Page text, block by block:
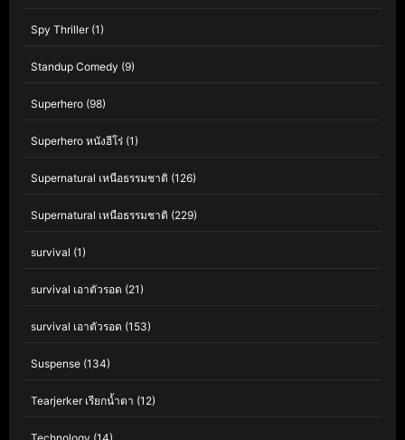
Spy Thriller(1)
Standup Comedy (9)
Superhero (98)
Superhero หนังฮีโร่ (1)
Supernatural เหนือธรรมชาติ (126)
Supernatural เหนือธรรมชาติ (229)
survival (1)
survival เอาตัวรอด (21)
survival เอาตัวรอด (153)
Suspense (134)
Tearjerker เรียกน้ำตา (12)